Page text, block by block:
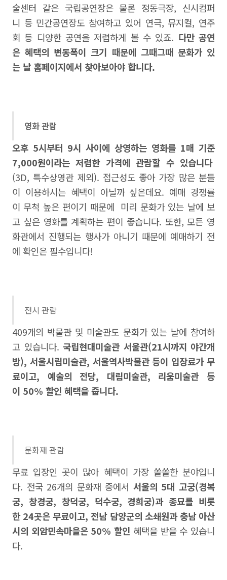
술센터 같은 국립공연장은 물론 정동극장, 신시컴퍼
니 등 민간공연장도 참여하고 있어 연극, 뮤지컬, 연주
회 등 디양한 공연을 저렴하게 볼 수 있죠. 다만 공연
은 혜택의 변동폭이 크기 때문에 그때그때 문화가 있
는 날 홈페이지에서 찾아보아야 합니다.
영화 관람
오후 5시부터 9시 사이에 상영하는 영화를 1매 기준
7,000원이라는 저렴한 가격에 관람할 수 있습니다
(3D, 특수상영관 제외). 접근성도 좋아 가장 많은 분들
이 이용하시는 혜택이 아닐까 싶은데요. 예매 경쟁률
이 무척 높은 편이기 때문에 미리 문화가 있는 날에 보
고 싶은 영화를 계획하는 편이 좋습니다. 또한, 모든 영
화관에서 진행되는 행사가 아니기 때문에 예매하기 전
에 확인은 필수입니다!
전시 관람
409개의 박물관 및 미술관도 문화가 있는 날에 참여하
고 있습니다. 국립현대미술관 서울관(21시까지 야간개
방), 서울시립미술관, 서울역사박물관 등이 입장료가 무
료이고, 예술의 전당, 대림미술관, 리움미술관 등
이 50% 할인 혜택을 줍니다.
문화재 관람
무료 입장인 곳이 많아 혜택이 가장 쏠쏠한 분야입니
다. 전국 26개의 문화재 중에서 서울의 5대 고궁(경복
궁, 창경궁, 창덕궁, 덕수궁, 경희궁)과 종묘를 비롯
한 24곳은 무료이고, 전남 담양군의 소쇄원과 충남 아산
시의 외암민속마을은 50% 할인 혜택을 받을 수 있습니
다.